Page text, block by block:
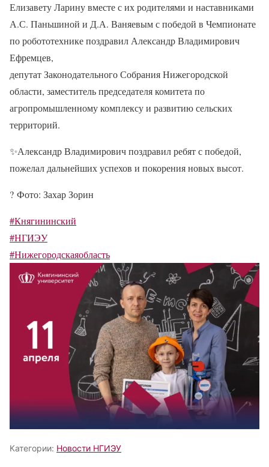
Елизавету Ларину вместе с их родителями и наставниками
А.С. Паньшиной и Д.А. Ваняевым с победой в Чемпионате
по робототехнике поздравил Александр Владимирович
Ефремцев,
депутат Законодательного Собрания Нижегородской
области, заместитель председателя комитета по
агропромышленному комплексу и развитию сельских
территорий.
✨Александр Владимирович поздравил ребят с победой,
пожелал дальнейших успехов и покорения новых высот.
? Фото: Захар Зорин
#Княгининский
#НГИЭУ
#Нижегородскаяобласть
Категории: Новости НГИЭУ